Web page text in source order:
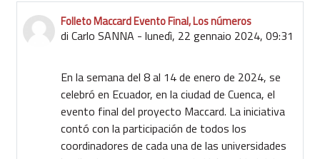
Folleto Maccard Evento Final, Los números
di Carlo SANNA - lunedì, 22 gennaio 2024, 09:31
En la semana del 8 al 14 de enero de 2024, se
celebró en Ecuador, en la ciudad de Cuenca, el
evento final del proyecto Maccard. La iniciativa
contó con la participación de todos los
coordinadores de cada una de las universidades